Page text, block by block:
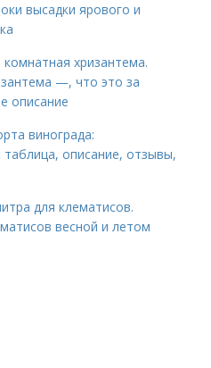
высадки ярового и
хризантема.
—, что это за
описание
винограда:
таблица, описание, отзывы,
для клематисов.
весной и летом